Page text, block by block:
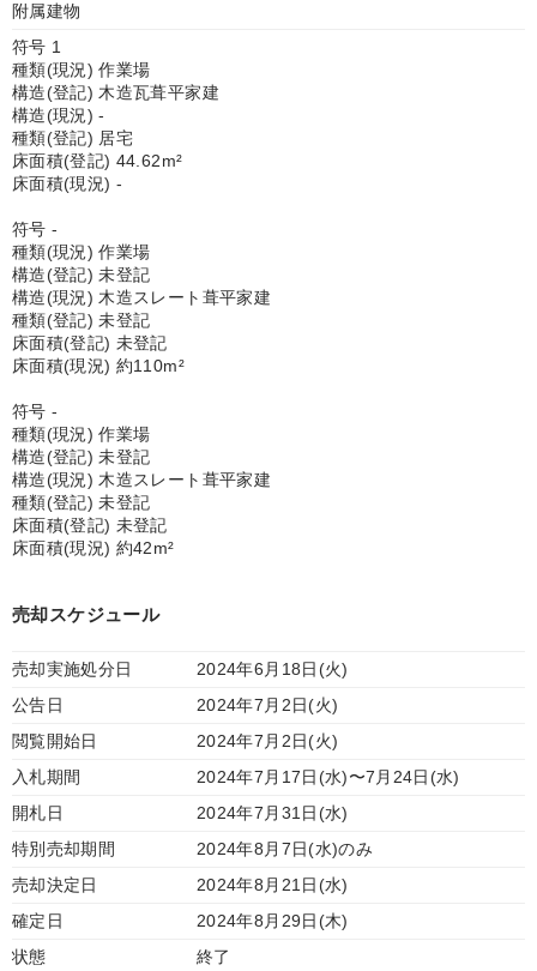
附属建物
符号 1
種類(現況) 作業場
構造(登記) 木造瓦葺平家建
構造(現況) -
種類(登記) 居宅
床面積(登記) 44.62m²
床面積(現況) -
符号 -
種類(現況) 作業場
構造(登記) 未登記
構造(現況) 木造スレート葺平家建
種類(登記) 未登記
床面積(登記) 未登記
床面積(現況) 約110m²
符号 -
種類(現況) 作業場
構造(登記) 未登記
構造(現況) 木造スレート葺平家建
種類(登記) 未登記
床面積(登記) 未登記
床面積(現況) 約42m²
売却スケジュール
売却実施処分日
2024年6月18日(火)
公告日
2024年7月2日(火)
閲覧開始日
2024年7月2日(火)
入札期間
2024年7月17日(水)〜7月24日(水)
開札日
2024年7月31日(水)
特別売却期間
2024年8月7日(水)のみ
売却決定日
2024年8月21日(水)
確定日
2024年8月29日(木)
状態
終了